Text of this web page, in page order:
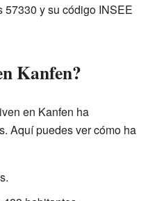
57330 y su código INSEE
Kanfen?
en Kanfen ha
Aquí puedes ver cómo ha